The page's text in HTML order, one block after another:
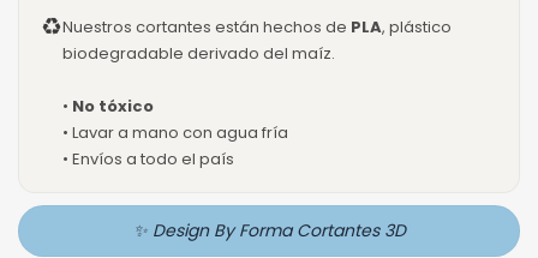
♻Nuestros cortantes están hechos de PLA, plástico
biodegradable derivado del maíz.
• No tóxico
• Lavar a mano con agua fría
• Envíos a todo el país
✨ Design By Forma Cortantes 3D